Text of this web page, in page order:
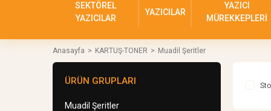
SEKTÖREL
YAZICILAR
YAZICILAR
YAZICI
MÜREKKEPLERİ
Anasayfa KARTUŞ-TONER Muadil Şeritler
ÜRÜN GRUPLARI
Muadil Şeritler